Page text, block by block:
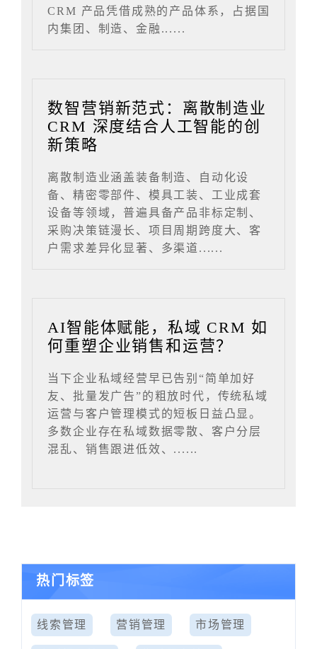
CRM 产品凭借成熟的产品体系，占据国
内集团、制造、金融......
数智营销新范式：离散制造业
CRM 深度结合人工智能的创
新策略
离散制造业涵盖装备制造、自动化设
备、精密零部件、模具工装、工业成套
设备等领域，普遍具备产品非标定制、
采购决策链漫长、项目周期跨度大、客
户需求差异化显著、多渠道......
AI智能体赋能，私域 CRM 如
何重塑企业销售和运营？
当下企业私域经营早已告别“简单加好
友、批量发广告”的粗放时代，传统私域
运营与客户管理模式的短板日益凸显。
多数企业存在私域数据零散、客户分层
混乱、销售跟进低效、......
热门标签
线索管理 营销管理 市场管理